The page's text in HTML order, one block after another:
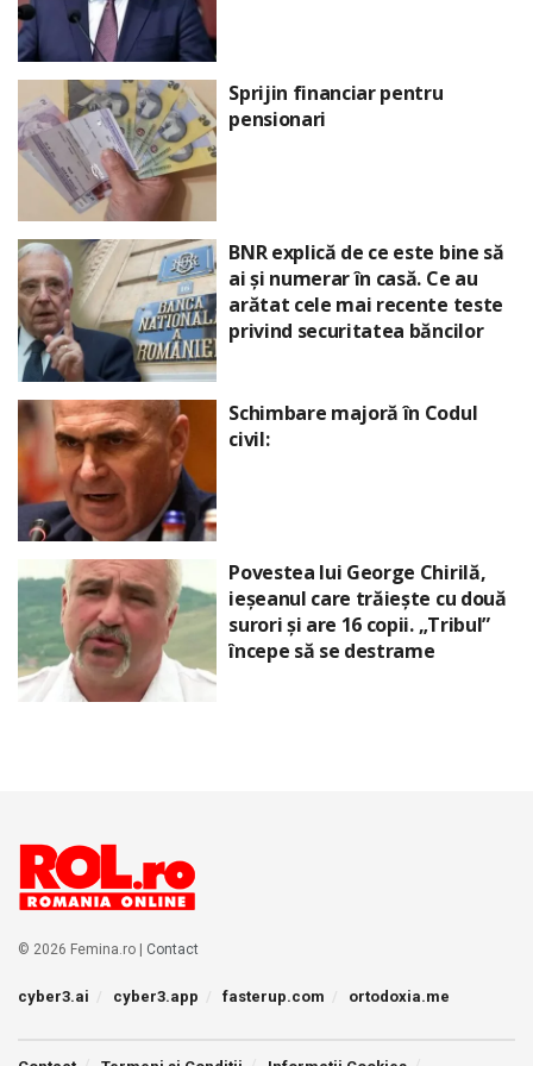
Sprijin financiar pentru
pensionari
BNR explică de ce este bine să
ai și numerar în casă. Ce au
arătat cele mai recente teste
privind securitatea băncilor
Schimbare majoră în Codul
civil:
Povestea lui George Chirilă,
ieșeanul care trăiește cu două
surori și are 16 copii. „Tribul”
începe să se destrame
© 2026 Femina.ro | Contact
cyber3.ai cyber3.app fasterup.com ortodoxia.me